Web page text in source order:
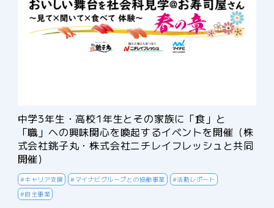
中学3年生・高校1年生とその家族に「食」と
「職」への興味関心を喚起するイベントを開催（株
式会社銚子丸・株式会社ニチレイフレッシュと共同
開催）
#キャリア支援 #マイナビグループとの協働事業
#活動レポート
#自主事業